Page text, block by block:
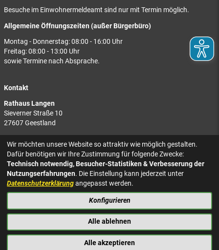
Besuche im Einwohnermeldeamt sind nur mit Termin möglich.
Allgemeine Öffnungszeiten (außer Bürgerbüro)
Montag - Donnerstag: 08:00 - 16:00 Uhr
Freitag: 08:00 - 13:00 Uhr
sowie Termine nach Absprache.
Kontakt
Rathaus Langen
Sieverner Straße 10
27607 Geestland
Rathaus Bad Bederkesa
Am Markt 8
27624 Geestland
Tel.: 04743 937-2300
KONTAKT
IMPRESSUM
BARRIEREFREIHEIT
NACH OBEN
Wir möchten unsere Website so attraktiv wie möglich gestalten.
Dafür benötigen wir Ihre Zustimmung für folgende Zwecke:
Technisch notwendig, Besucher-Statistiken & Verbesserung der
Nutzungserfahrungen. Die Einstellung kann jederzeit unter
Datenschutzerklärungangepasst werden.
Konfigurieren
Alle ablehnen
Alle akzeptieren